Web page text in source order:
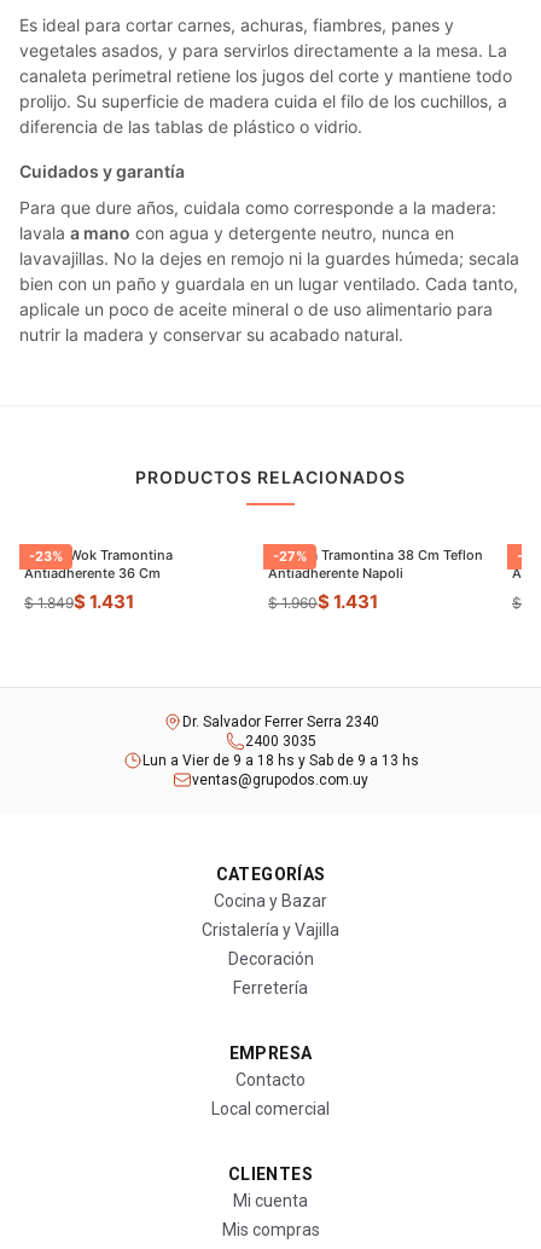
Es ideal para cortar carnes, achuras, fiambres, panes y
vegetales asados, y para servirlos directamente a la mesa. La
canaleta perimetral retiene los jugos del corte y mantiene todo
prolijo. Su superficie de madera cuida el filo de los cuchillos, a
diferencia de las tablas de plástico o vidrio.
Cuidados y garantía
Para que dure años, cuidala como corresponde a la madera:
lavala a mano con agua y detergente neutro, nunca en
lavavajillas. No la dejes en remojo ni la guardes húmeda; secala
bien con un paño y guardala en un lugar ventilado. Cada tanto,
aplicale un poco de aceite mineral o de uso alimentario para
nutrir la madera y conservar su acabado natural.
PRODUCTOS RELACIONADOS
-23%
Sarten Wok Tramontina
Antiadherente 36 Cm
$ 1.849$ 1.431
-27%
Paellera Tramontina 38 Cm Teflon
Antiadherente Napoli
$ 1.960$ 1.431
-
$
Dr. Salvador Ferrer Serra 2340
2400 3035
Lun a Vier de 9 a 18 hs y Sab de 9 a 13 hs
ventas@grupodos.com.uy
CATEGORÍAS
Cocina y Bazar
Cristalería y Vajilla
Decoración
Ferretería
EMPRESA
Contacto
Local comercial
CLIENTES
Mi cuenta
Mis compras